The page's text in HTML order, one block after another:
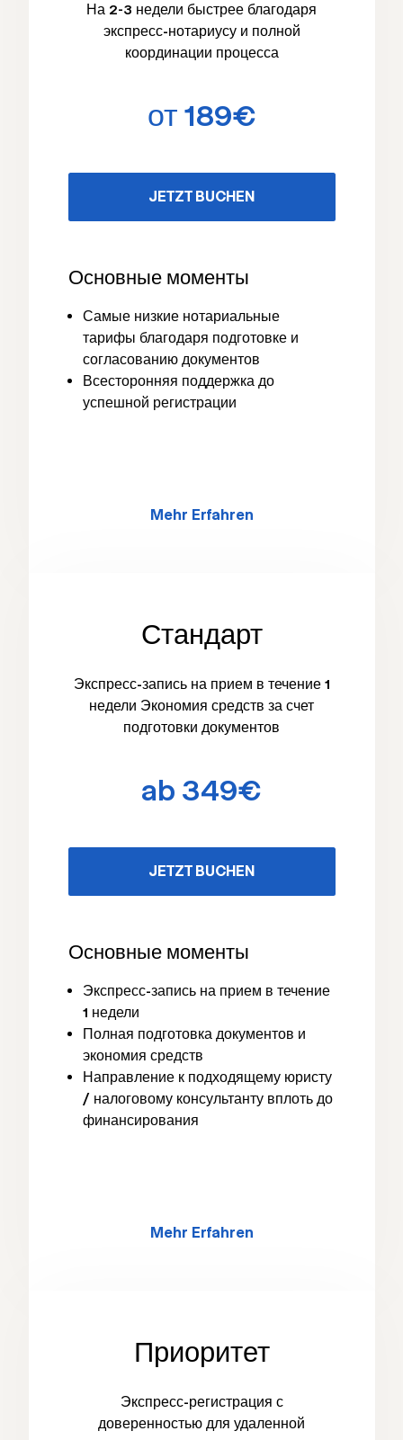
На 2-3 недели быстрее благодаря
экспресс-нотариусу и полной
координации процесса
от 189€
JETZT BUCHEN
Основные моменты
Самые низкие нотариальные
тарифы благодаря подготовке и
согласованию документов
Всесторонняя поддержка до
успешной регистрации
Mehr Erfahren
Стандарт
Экспресс-запись на прием в течение 1
недели Экономия средств за счет
подготовки документов
ab 349€
JETZT BUCHEN
Основные моменты
Экспресс-запись на прием в течение
1 недели
Полная подготовка документов и
экономия средств
Направление к подходящему юристу
/ налоговому консультанту вплоть до
финансирования
Mehr Erfahren
Приоритет
Экспресс-регистрация с
доверенностью для удаленной